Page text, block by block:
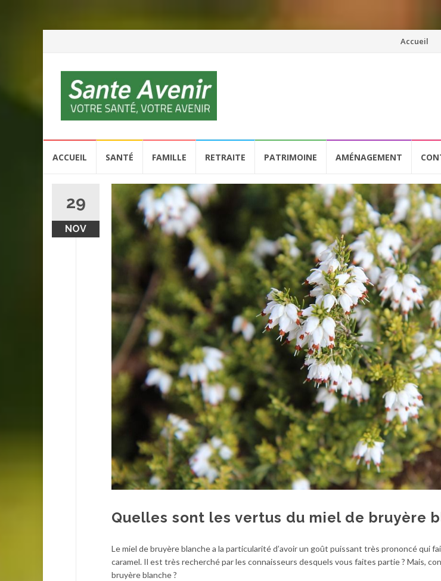
Aller
Accueil
ACCUEIL SANTÉ FAMILLE RETRAITE PATRIMOINE AMÉNAGEMENT
29
NOV
Quelles sont les vertus du miel de bruyère
Le miel de bruyère blanche a la particularité d’avoir un goût puissant très prononcé qui
caramel. Il est très recherché par les connaisseurs desquels vous faites partie ? Mais,
bruyère blanche ?